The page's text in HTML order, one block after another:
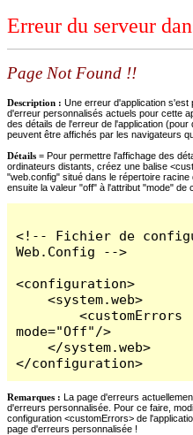
Erreur du serveur
Page Not Found !!
Description : Une erreur d'application s'est
d'erreur personnalisés actuels pour cette
des détails de l'erreur de l'application
peuvent être affichés par les navigateurs
Détails = Pour permettre l'affichage des
ordinateurs distants, créez une balise
"web.config" situé dans le répertoire
ensuite la valeur "off" à l'attribut "mode" de
<!-- Fichier de
Web.Config -->
<configuration>
    <system.web>
        <customErrors
mode="Off"/>
    </system.web>
</configuration>
Remarques : La page d'erreurs
d'erreurs personnalisée. Pour ce faire,
configuration <customErrors> de
page d'erreurs personnalisée !